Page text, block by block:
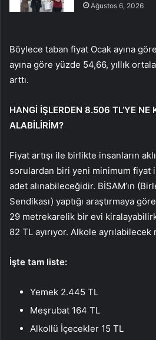
Ağustos 6, 2026
Böylece taban fiyat Ocak ayına
ayına göre yüzde 54,66, yıllık
arttı.
HANGİ İŞLERDEN 8.506 TL’YE NE
ALABİLİRİM?
Fiyat artışı ile birlikte insanların
sorulardan biri yeni minimum fiyat
adet alınabileceğidir. BİSAM’ın
Sendikası) yaptığı araştırmaya
29 metrekarelik bir evi
82 TL ayırıyor. Alkole ayrılabilecek
İşte tam liste:
Yemek 2.445 TL
Meşrubat 164 TL
Alkollü İçecekler 15 TL